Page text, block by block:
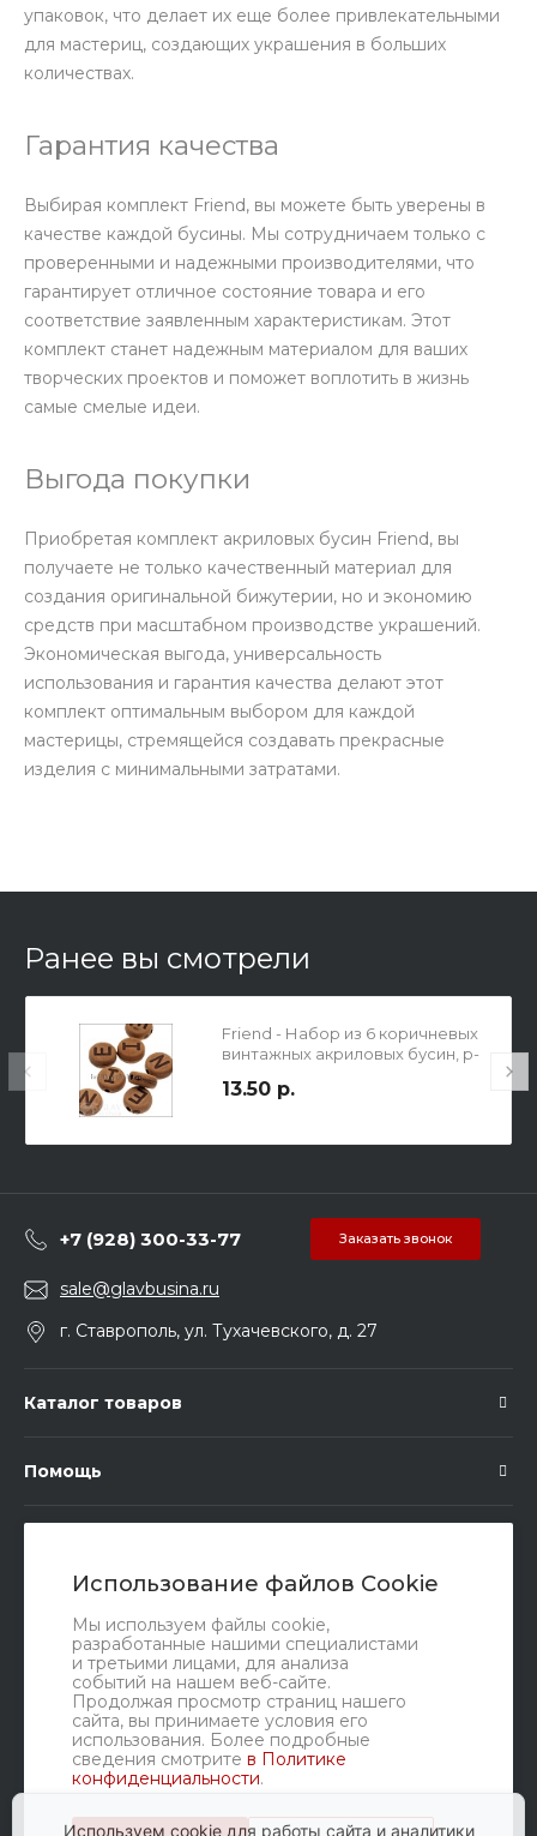
Использование файлов Cookie
Мы используем файлы cookie,
разработанные нашими специалистами
и третьими лицами, для анализа
событий на нашем веб-сайте.
Продолжая просмотр страниц нашего
сайта, вы принимаете условия его
использования. Более подробные
сведения смотрите в Политике
конфиденциальности.
упаковок, что делает их еще более привлекательными
для мастериц, создающих украшения в больших
количествах.
Гарантия качества
Выбирая комплект Friend, вы можете быть уверены в
качестве каждой бусины. Мы сотрудничаем только с
проверенными и надежными производителями, что
гарантирует отличное состояние товара и его
соответствие заявленным характеристикам. Этот
комплект станет надежным материалом для ваших
творческих проектов и поможет воплотить в жизнь
самые смелые идеи.
Выгода покупки
Приобретая комплект акриловых бусин Friend, вы
получаете не только качественный материал для
создания оригинальной бижутерии, но и экономию
средств при масштабном производстве украшений.
Экономическая выгода, универсальность
использования и гарантия качества делают этот
комплект оптимальным выбором для каждой
мастерицы, стремящейся создавать прекрасные
изделия с минимальными затратами.
Ранее вы смотрели
Friend - Набор из 6 коричневых
винтажных акриловых бусин, р-
13.50 р.
+7 (928) 300-33-77 Заказать звонок
sale@glavbusina.ru
г. Ставрополь, ул. Тухачевского, д. 27
Каталог товаров
Помощь
Мы в соц. сетях
Используем cookie для работы сайта и аналитики